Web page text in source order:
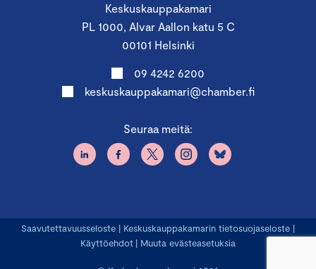
Keskuskauppakamari
PL 1000, Alvar Aallon katu 5 C
00101 Helsinki
09 4242 6200
keskuskauppakamari@chamber.fi
Seuraa meitä:
Saavutettavuusseloste | Keskuskauppakamarin tietosuojaseloste |
Käyttöehdot | Muuta evästeasetuksia